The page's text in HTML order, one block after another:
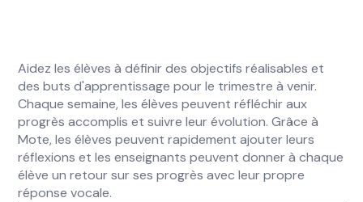
Aidez les élèves à définir des objectifs réalisables et
des buts d'apprentissage pour le trimestre à venir.
Chaque semaine, les élèves peuvent réfléchir aux
progrès accomplis et suivre leur évolution. Grâce à
Mote, les élèves peuvent rapidement ajouter leurs
réflexions et les enseignants peuvent donner à chaque
élève un retour sur ses progrès avec leur propre
réponse vocale.